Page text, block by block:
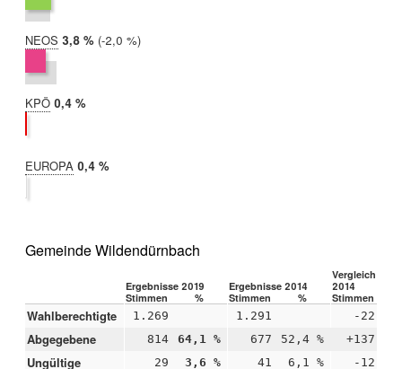
NEOS 2019:
3,8 %
2014:
5,8 %
Differenz:
-2,0 %
KPÖ 2019:
0,4 %
EUROPA 2019:
0,4 %
Gemeinde Wildendürnbach
Ergebnisse 2019 Ergebnisse 2014
Vergleich
2014
Stimmen
% Stimmen % Stimmen
Wahlberechtigte 1.269 1.291 -22
Abgegebene 814 64,1 % 677 52,4 % +137
Ungültige 29 3,6 % 41 6,1 % -12